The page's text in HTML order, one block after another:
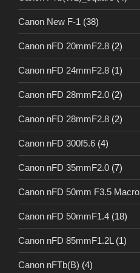
Canon New F-1 (38)
Canon nFD 20mmF2.8 (2)
Canon nFD 24mmF2.8 (1)
Canon nFD 28mmF2.0 (2)
Canon nFD 28mmF2.8 (2)
Canon nFD 300f5.6 (4)
Canon nFD 35mmF2.0 (7)
Canon nFD 50mm F3.5 Macro
Canon nFD 50mmF1.4 (18)
Canon nFD 85mmF1.2L (1)
Canon nFTb(B) (4)